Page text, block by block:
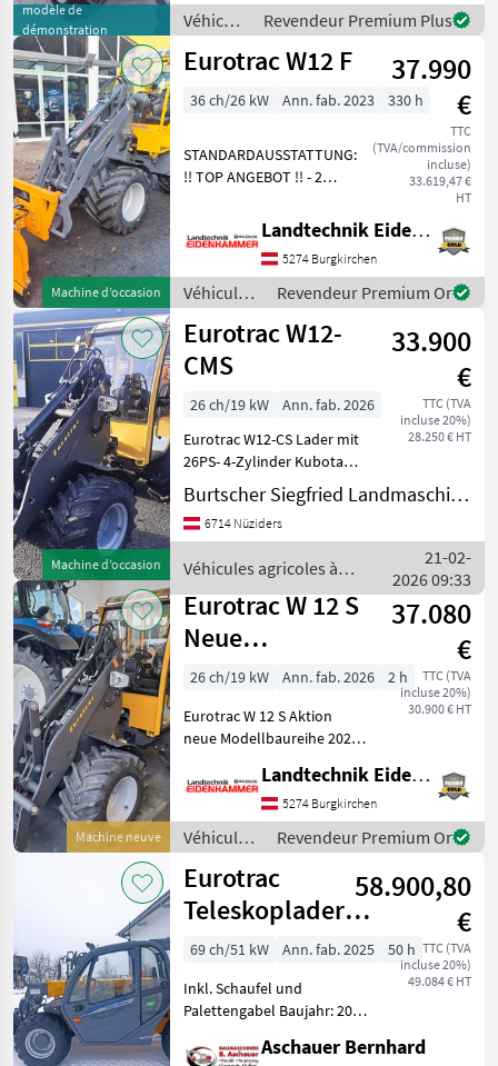
modèle de
démonstration
Véhicules
agricoles
à
Eurotrac
Revendeur Premium Plus
Machine d’occasion
Eurotrac W12 F
37.990
€
TTC
(TVA/commission
incluse)
33.619,47 €
HT
36 ch/26 kW Ann. fab. 2023 330 h
STANDARDAUSSTATTUNG:
!! TOP ANGEBOT !! - 2
extra Hydraulikkreislauf ist
bedienbar auf dem Joystick
(dieser leistet 50 L/min bei
180 b
Landtechnik Eidenhammer GmbH
5274 Burgkirchen
Véhicules
agricoles
à moteur /
Eurotrac
Revendeur Premium Or
Machine d’occasion
Eurotrac W12-
CMS
33.900
€
TTC (TVA
incluse 20%)
28.250 € HT
26 ch/19 kW
Ann. fab. 2026
Eurotrac W12-CS Lader mit
26PS- 4-Zylinder Kubota
Dieselmotor ( keine
Abgasnachbehandlung ).
Geschlossene Kabine mit
Rückfahrkamera,
verstellbares
Burtscher Siegfried Landmaschinen
6714 Nüziders
Véhicules agricoles à
moteur / Eurotrac
21-02-
2026 09:33
Machine neuve
Eurotrac W 12 S
Neue
Modellbaureihe
37.080
€
TTC (TVA
incluse 20%)
30.900 € HT
26 ch/19 kW Ann. fab. 2026
2 h
Eurotrac W 12 S Aktion
neue Modellbaureihe 2026 -
Anschlüsse bei
Euroaufnahme -
Zusätzliche
Hydraulikfunktion am
Joystick - Hydraulis
Landtechnik Eidenhammer GmbH
5274 Burgkirchen
Véhicules
agricoles
à moteur /
Eurotrac
Revendeur Premium Or
Eurotrac
Teleskoplader
TH25.6 mit
Schaufel und
Palettenga
58.900,80
€
TTC (TVA
incluse 20%)
49.084 € HT
69 ch/51 kW Ann. fab. 2025
50 h
Inkl. Schaufel und
Palettengabel Baujahr: 2025
AckerstollenbereifungAschauer Bernhard